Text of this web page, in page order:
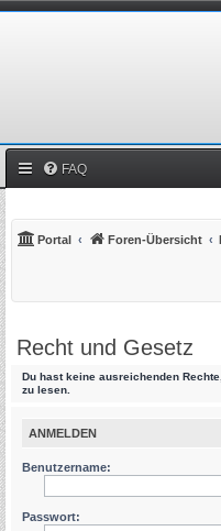
FAQ
Portal Foren-Übersicht
Recht und Gesetz
Du hast keine ausreichenden
zu lesen.
ANMELDEN
Benutzername:
Passwort: